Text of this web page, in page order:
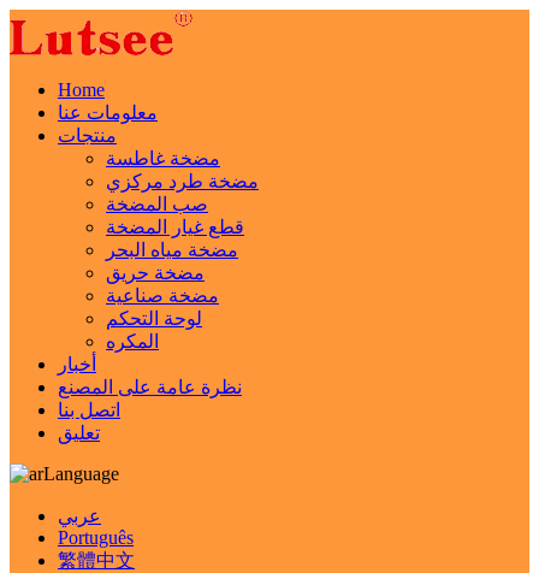
Home
معلومات عنا
منتجات
مضخة غاطسة
مضخة طرد مركزي
صب المضخة
قطع غيار المضخة
مضخة مياه البحر
مضخة حريق
مضخة صناعية
لوحة التحكم
المكره
أخبار
نظرة عامة على المصنع
اتصل بنا
تعليق
Language
عربي
Português
繁體中文